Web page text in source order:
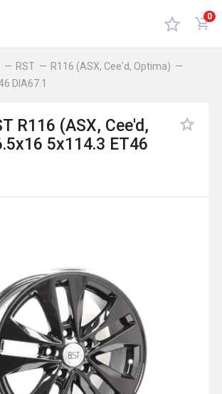
0
— RST — R116 (ASX, Cee'd, Optima) —
DIA67.1
R116 (ASX, Cee'd,
5x114.3 ET46